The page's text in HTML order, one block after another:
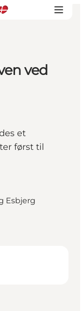
ved
et
først til